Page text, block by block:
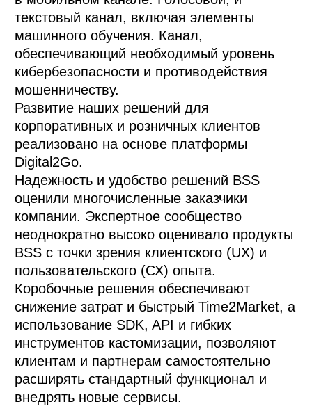
текстовый канал, включая элементы
машинного обучения. Канал,
обеспечивающий необходимый уровень
кибербезопасности и противодействия
мошенничеству.
Развитие наших решений для
корпоративных и розничных клиентов
реализовано на основе платформы
Digital2Go.
Надежность и удобство решений BSS
оценили многочисленные заказчики
компании. Экспертное сообщество
неоднократно высоко оценивало продукты
BSS с точки зрения клиентского (UX) и
пользовательского (СХ) опыта.
Коробочные решения обеспечивают
снижение затрат и быстрый Time2Market, а
использование SDK, API и гибких
инструментов кастомизации, позволяют
клиентам и партнерам самостоятельно
расширять стандартный функционал и